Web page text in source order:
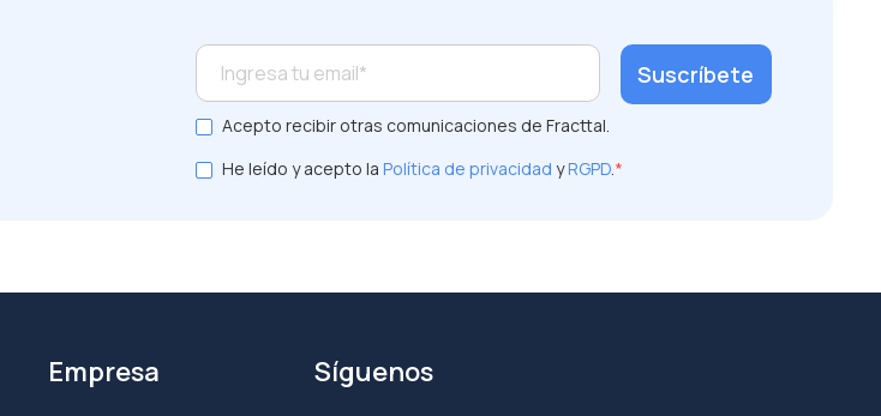
Acepto recibir otras comunicaciones de Fracttal.
He leído y acepto la Política de privacidad yRGPD.*
Empresa Síguenos